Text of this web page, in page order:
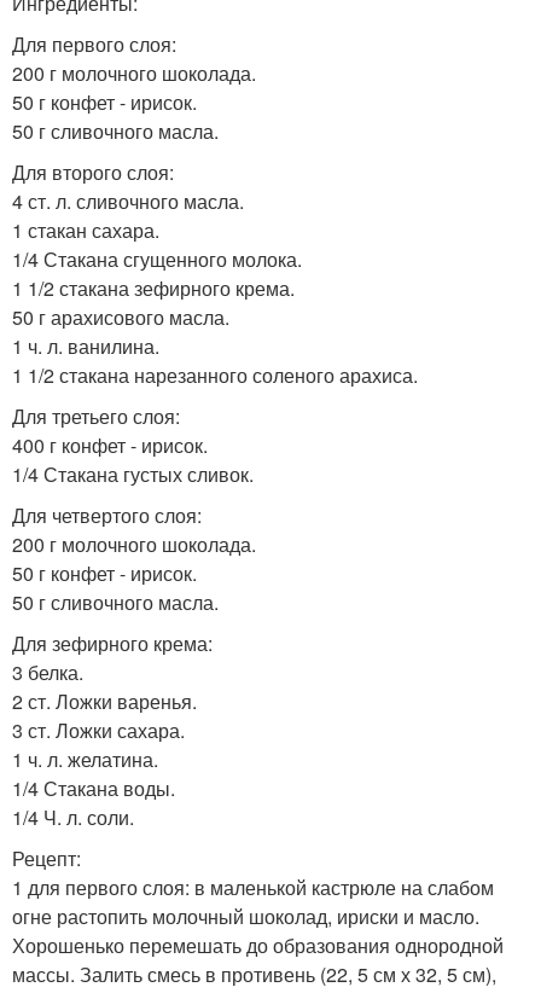
Для первого слоя:
200 г молочного шоколада.
50 г конфет - ирисок.
50 г сливочного масла.
Для второго слоя:
4 ст. л. сливочного масла.
1 стакан сахара.
1/4 Стакана сгущенного молока.
1 1/2 стакана зефирного крема.
50 г арахисового масла.
1 ч. л. ванилина.
1 1/2 стакана нарезанного соленого арахиса.
Для третьего слоя:
400 г конфет - ирисок.
1/4 Стакана густых сливок.
Для четвертого слоя:
200 г молочного шоколада.
50 г конфет - ирисок.
50 г сливочного масла.
Для зефирного крема:
3 белка.
2 ст. Ложки варенья.
3 ст. Ложки сахара.
1 ч. л. желатина.
1/4 Стакана воды.
1/4 Ч. л. соли.
Рецепт:
1 для первого слоя: в маленькой кастрюле на слабом
огне растопить молочный шоколад, ириски и масло.
Хорошенько перемешать до образования однородной
массы. Залить смесь в противень (22, 5 см х 32, 5 см),